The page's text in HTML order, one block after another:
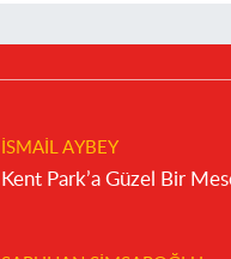
İSMAIL AYBEY
Kent Park’a Güzel Bir